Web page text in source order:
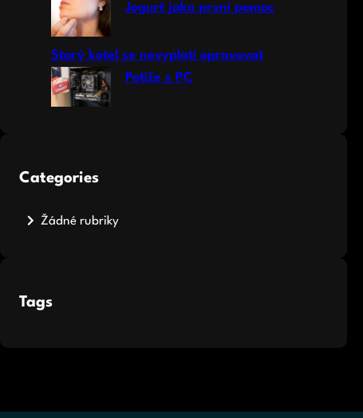
Jogurt jako první pomoc
Starý kotel se nevyplatí opravovat
Potíže s PC
Categories
Žádné rubriky
Tags